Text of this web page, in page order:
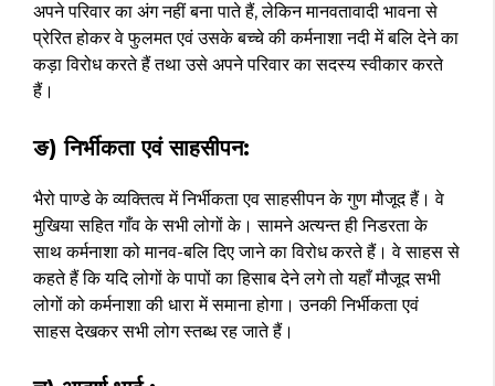
अपने परिवार का अंग नहीं बना पाते हैं, लेकिन मानवतावादी भावना से
प्रेरित होकर वे फुलमत एवं उसके बच्चे की कर्मनाशा नदी में बलि देने का
कड़ा विरोध करते हैं तथा उसे अपने परिवार का सदस्य स्वीकार करते
हैं।
ङ) निर्भीकता एवं साहसीपन:
भैरो पाण्डे के व्यक्तित्व में निर्भीकता एव साहसीपन के गुण मौजूद हैं। वे
मुखिया सहित गाँव के सभी लोगों के। सामने अत्यन्त ही निडरता के
साथ कर्मनाशा को मानव-बलि दिए जाने का विरोध करते हैं। वे साहस से
कहते हैं कि यदि लोगों के पापों का हिसाब देने लगे तो यहाँ मौजूद सभी
लोगों को कर्मनाशा की धारा में समाना होगा। उनकी निर्भीकता एवं
साहस देखकर सभी लोग स्तब्ध रह जाते हैं।